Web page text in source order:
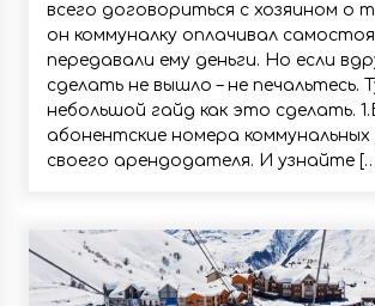
всего договориться с хозяином о
он коммуналку оплачивал
передавали ему деньги. Но если
сделать не вышло – не печальтесь.
небольшой гайд как это сделать.
абонентские номера коммунальных
своего арендодателя. И узнайте […]